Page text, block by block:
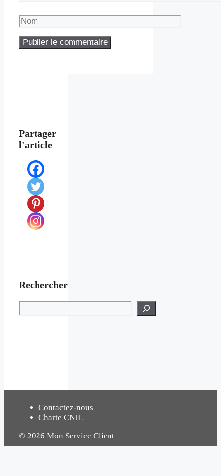
Nom
Partager
l'article
Rechercher
Rechercher
Contactez-nous
Charte CNIL
© 2026 Mon Service Client